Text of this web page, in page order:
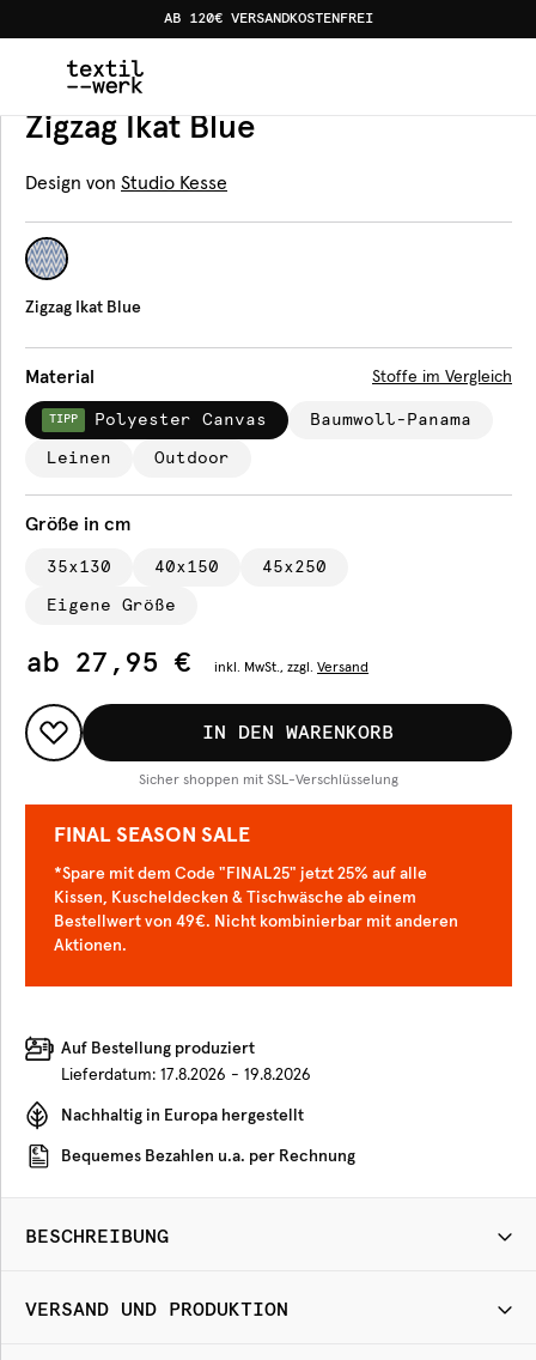
AB 120€ VERSANDKOSTENFREI
Produkte Tischläufer Zigzag Ikat Blue
Tischläufer
Zigzag Ikat Blue
Design von Studio Kesse
Zigzag Ikat Blue
Material Stoffe im Vergleich
TIPP Polyester Canvas Baumwoll-Panama
Leinen Outdoor
Größe in cm
35x130 40x150 45x250
Eigene Größe
ab 27,95 € inkl. MwSt., zzgl. Versand
IN DEN WARENKORB
Sicher shoppen mit SSL-Verschlüsselung
FINAL SEASON SALE
*Spare mit dem Code "FINAL25" jetzt 25% auf alle
Kissen, Kuscheldecken & Tischwäsche ab einem
Bestellwert von 49€. Nicht kombinierbar mit anderen
Aktionen.
Auf Bestellung produziert
Lieferdatum: 17.8.2026 - 19.8.2026
Nachhaltig in Europa hergestellt
Bequemes Bezahlen u.a. per Rechnung
BESCHREIBUNG
VERSAND UND PRODUKTION